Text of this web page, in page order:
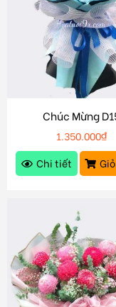
Chúc Mừng
1.350.000₫
Chi tiết